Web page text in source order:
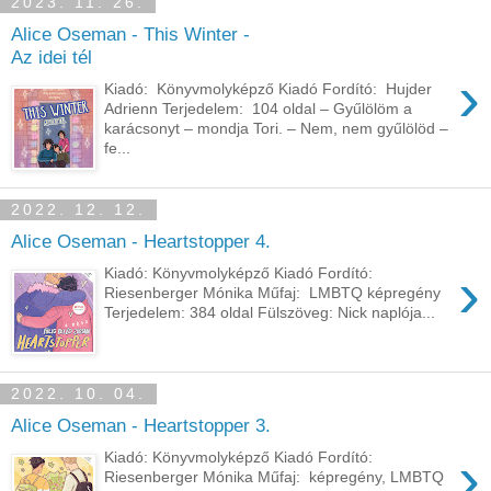
Alice Oseman - This Winter -
Az idei tél
›
Kiadó: Könyvmolyképző Kiadó Fordító: Hujder
Adrienn Terjedelem: 104 oldal – Gyűlölöm a
karácsonyt – mondja Tori. – Nem, nem gyűlölöd –
fe...
2022. 12. 12.
Alice Oseman - Heartstopper 4.
›
Kiadó: Könyvmolyképző Kiadó Fordító:
Riesenberger Mónika Műfaj: LMBTQ képregény
Terjedelem: 384 oldal Fülszöveg: Nick naplója...
2022. 10. 04.
Alice Oseman - Heartstopper 3.
Kiadó: Könyvmolyképző Kiadó Fordító:
Riesenberger Mónika Műfaj: képregény, LMBTQ